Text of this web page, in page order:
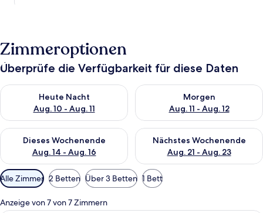
Zimmeroptionen
Überprüfe die Verfügbarkeit für diese Daten
Heute Nacht
Aug. 10 - Aug. 11
Überprüfe die Verfügbarkeit für heute Nacht, Aug. 10 - Aug.
Morgen
Aug. 11 - Aug. 12
Überprüfe die Verfügbarkeit
Dieses Wochenende
Aug. 14 - Aug. 16
Überprüfe die Verfügbarkeit für dieses Wochenende, Aug. 14
Nächstes Wochenende
Aug. 21 - Aug. 23
Überprüfe die Verfügbarkeit
Verfügbare
Filter
für
Alle Zimmer 2 Betten Über 3 Betten 1 Bett
Anzeige von 7 von 7 Zimmern